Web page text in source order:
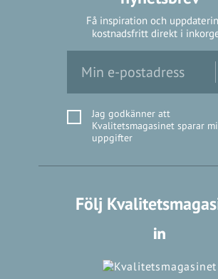
Få inspiration och
kostnadsfritt direkt i
Jag godkänner att
Kvalitetsmagasinet sparar
uppgifter
Följ